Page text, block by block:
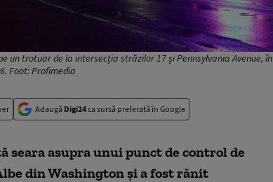
un trotuar de la intersecția străzilor 17 și Pennsylvania Avenue, în
Foot: Profimedia
Adaugă Digi24ca sursă preferată în Google
seara asupra unui punct de control de
din Washington şi a fost rănit